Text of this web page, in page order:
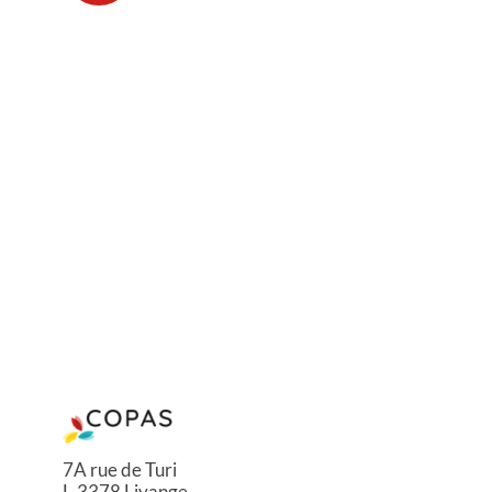
7A rue de Turi